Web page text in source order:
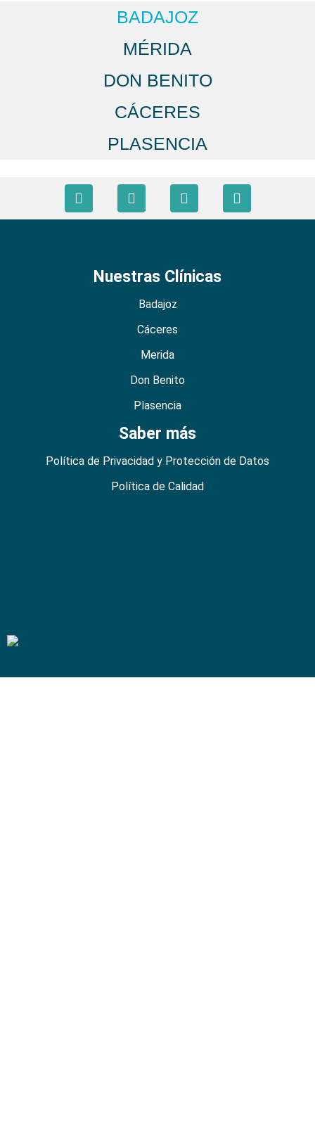
BADAJOZ
MÉRIDA
DON BENITO
CÁCERES
PLASENCIA
Nuestras Clínicas
Badajoz
Cáceres
Merida
Don Benito
Plasencia
Saber más
Política de Privacidad y Protección de Datos
Política de Calidad